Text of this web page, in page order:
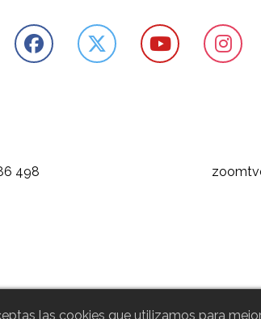
498
las cookies que utilizamos para